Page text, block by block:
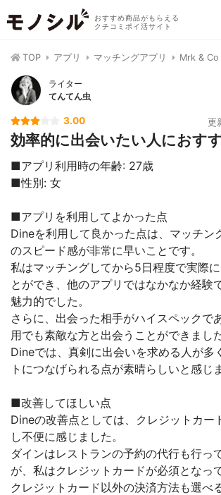
おすすめ商品がもらえる
クチコミポイ活サイト
TOP アプリ マッチングアプリ Mrk & Co
ライター
てんてん虫
3.00 更
効率的に出会いたい人におす
■アプリ利用時の年齢: 27歳
■性別: 女
■アプリを利用してよかった点
Dineを利用して良かった点は、マッチン
のスピード感が非常に早いことです。
私はマッチングしてから5日程度で実際
とができ、他のアプリではなかなか経験
魅力的でした。
さらに、出会った相手がハイスペックで
用でも素敵な方と出会うことができました
Dineでは、真剣に出会いを求める人が多
トにつなげられる点が素晴らしいと感じ
■改善してほしい点
Dineの改善点としては、クレジットカー
し不便に感じました。
ダインはレストランの予約の代行も行っ
が、私はクレジットカードが必須となっ
クレジットカード以外の決済方法も選べ